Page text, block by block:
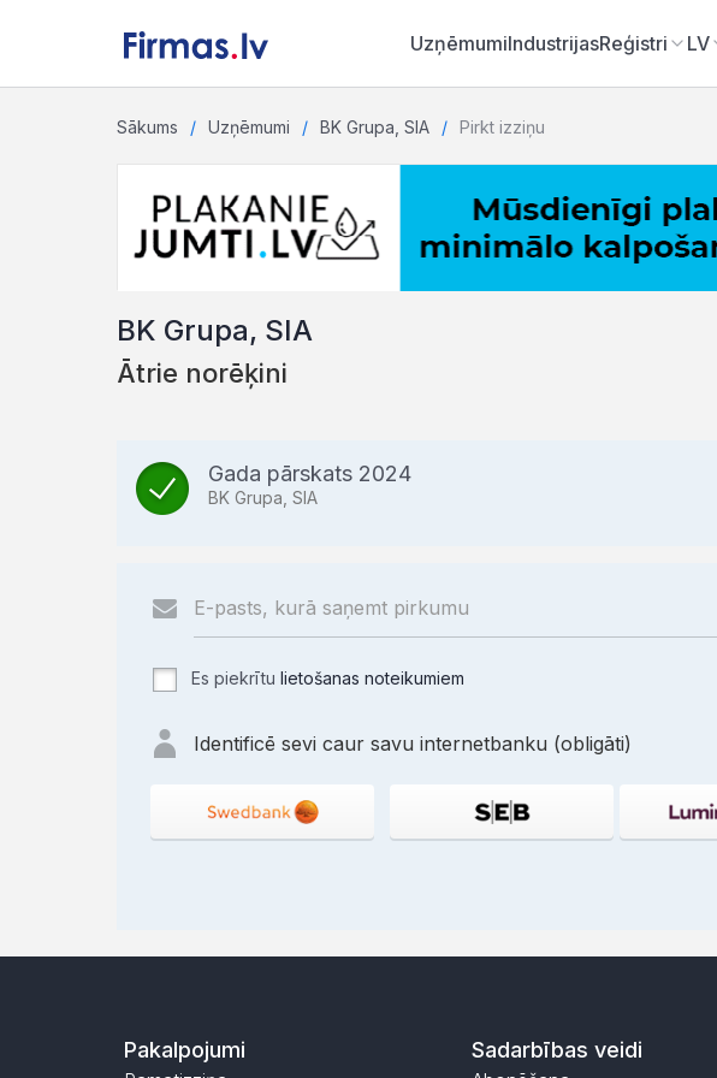
UzņēmumiIndustrijasReģistri LV
Sākums Uzņēmumi BK Grupa, SIA Pirkt izziņu
BK Grupa, SIA
Ātrie norēķini
Gada pārskats 2024
BK Grupa, SIA
Es piekrītu lietošanas noteikumiem
Identificē sevi caur savu internetbanku (obligāti)
Pakalpojumi Sadarbības veidi